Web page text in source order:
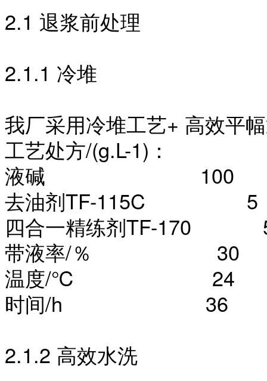
2.1 退浆前处理
2.1.1 冷堆
我厂采用冷堆工艺+ 高效平
工艺处方/(g.L-1)：
液碱 100
去油剂TF-115C 5
四合一精练剂TF-170
带液率/％ 30
温度/℃ 24
时间/h 36
2.1.2 高效水洗